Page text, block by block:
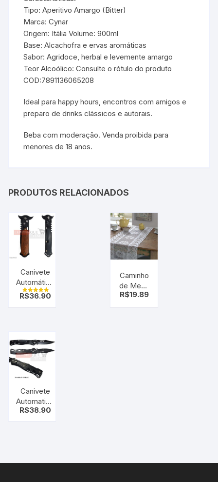
Tipo: Aperitivo Amargo (Bitter)
Marca: Cynar
Origem: Itália Volume: 900ml
Base: Alcachofra e ervas aromáticas
Sabor: Agridoce, herbal e levemente amargo
Teor Alcoólico: Consulte o rótulo do produto
COD:7891136065208
Ideal para happy hours, encontros com amigos e
preparo de drinks clássicos e autorais.
Beba com moderação. Venda proibida para
menores de 18 anos.
PRODUTOS RELACIONADOS
Canivete
Automático
Tático
Militar
Avaliação
R$36.90
Caminho
de Mesa
– Renda (
R$19.89
Canivete
Automatico
Militar
R$38.90